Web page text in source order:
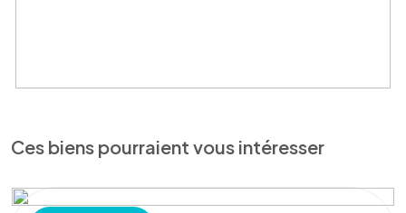
Ces biens pourraient vous intéresser